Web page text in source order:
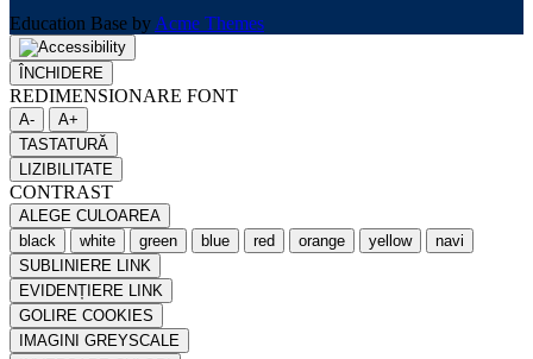
Education Base by Acme Themes
ÎNCHIDERE
REDIMENSIONARE FONT
A-
A+
TASTATURĂ
LIZIBILITATE
CONTRAST
ALEGE CULOAREA
black
white green blue red orange yellow
navi
SUBLINIERE LINK
EVIDENȚIERE LINK
GOLIRE COOKIES
IMAGINI GREYSCALE